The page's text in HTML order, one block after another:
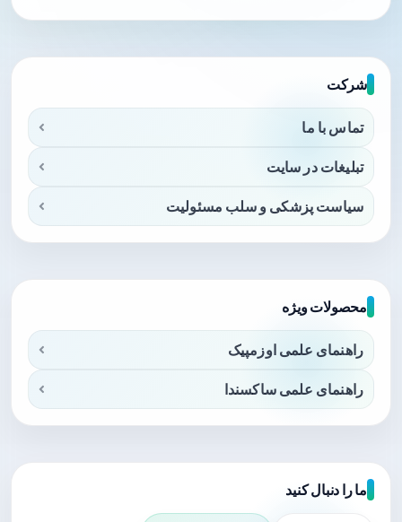
شرکت
تماس با ما
تبلیغات در سایت
سیاست پزشکی و سلب مسئولیت
محصولات ویژه
راهنمای علمی اوزمپیک
راهنمای علمی ساکسندا
ما را دنبال کنید